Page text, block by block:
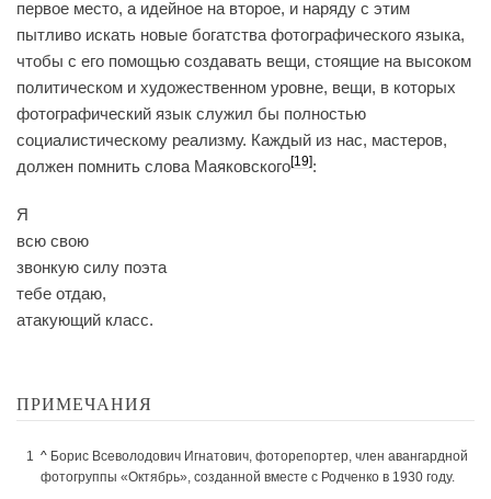
первое место, а идейное на второе, и наряду с этим
пытливо искать новые богатства фотографического языка,
чтобы с его помощью создавать вещи, стоящие на высоком
политическом и художественном уровне, вещи, в которых
фотографический язык служил бы полностью
социалистическому реализму. Каждый из нас, мастеров,
должен помнить слова Маяковского[19]:
Я
всю свою
звонкую силу поэта
тебе отдаю,
атакующий класс.
ПРИМЕЧАНИЯ
^ Борис Всеволодович Игнатович, фоторепортер, член авангардной
фотогруппы «Октябрь», созданной вместе с Родченко в 1930 году.